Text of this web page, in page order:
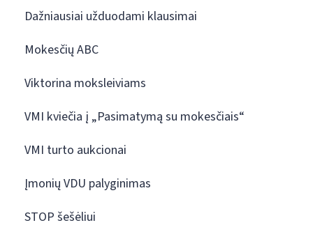
Dažniausiai užduodami klausimai
Mokesčių ABC
Viktorina moksleiviams
VMI kviečia į „Pasimatymą su mokesčiais“
VMI turto aukcionai
Įmonių VDU palyginimas
STOP šešėliui